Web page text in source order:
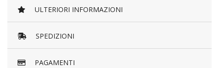
ULTERIORI INFORMAZIONI
SPEDIZIONI
PAGAMENTI